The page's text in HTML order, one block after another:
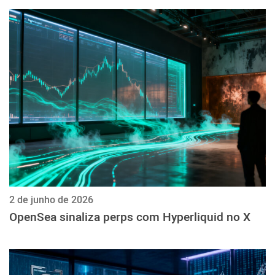
2 de junho de 2026
OpenSea sinaliza perps com Hyperliquid no X